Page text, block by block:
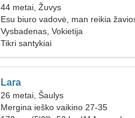
44 metai, Žuvys
Esu biuro vadovė, man reikia
Vysbadenas, Vokietija
Tikri santykiai
Lara
26 metai, Šaulys
Mergina ieško vaikino 27-35